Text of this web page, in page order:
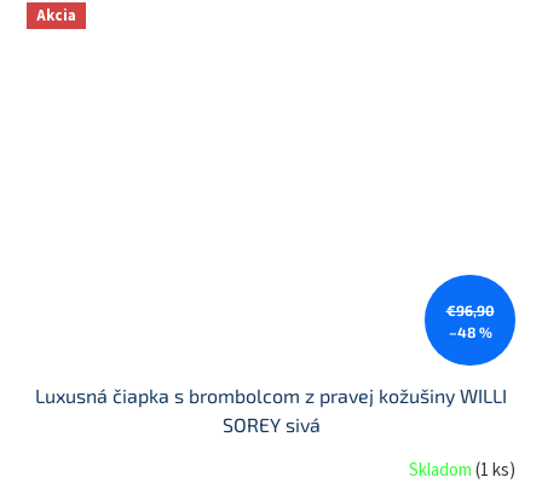
Akcia
€96,90
–48 %
Luxusná čiapka s brombolcom z pravej kožušiny WILLI
SOREY sivá
Skladom(1 ks)